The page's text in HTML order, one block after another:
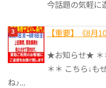
今話題の気軽に
【重要】《8月
★お知らせ★ ＊
＊＊ こちら↓も
ね♪...